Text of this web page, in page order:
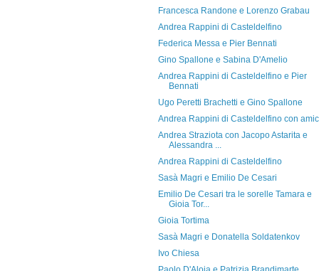
Francesca Randone e Lorenzo Grabau
Andrea Rappini di Casteldelfino
Federica Messa e Pier Bennati
Gino Spallone e Sabina D'Amelio
Andrea Rappini di Casteldelfino e Pier
Bennati
Ugo Peretti Brachetti e Gino Spallone
Andrea Rappini di Casteldelfino con
Andrea Straziota con Jacopo Astarita e
Alessandra ...
Andrea Rappini di Casteldelfino
Sasà Magri e Emilio De Cesari
Emilio De Cesari tra le sorelle Tamara e
Gioia Tor...
Gioia Tortima
Sasà Magri e Donatella Soldatenkov
Ivo Chiesa